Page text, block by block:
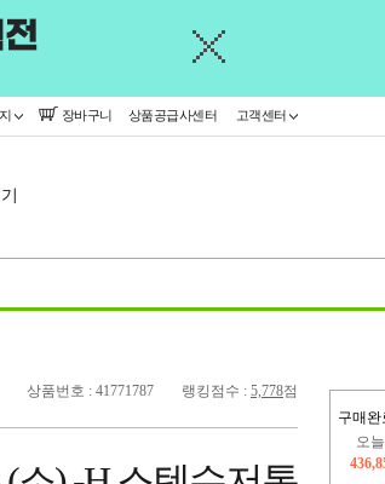
장바구니 상품공급사센터 고객센터
구매완
오
상품번호 : 41771787 랭킹점수 : 5,778점